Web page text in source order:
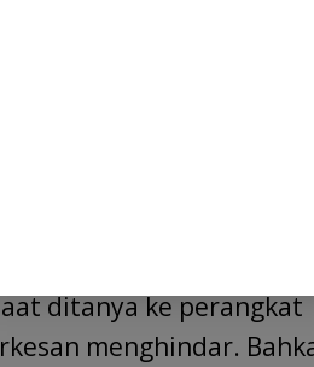
anggaran yang
curiga bahwa
uang negara.
P3A BBWS tidak ada di
melakukan konfirmasi ke
Labuh Namun, yang
ditanya ke perangkat
menghindar.